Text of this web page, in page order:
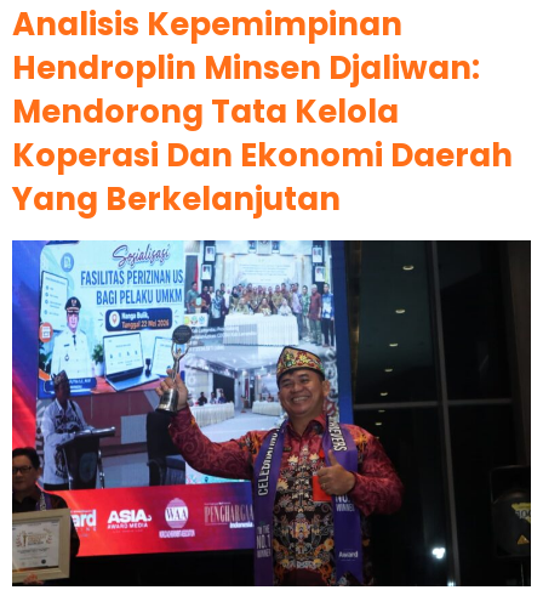
Analisis Kepemimpinan
Hendroplin Minsen Djaliwan:
Mendorong Tata Kelola
Koperasi Dan Ekonomi Daerah
Yang Berkelanjutan